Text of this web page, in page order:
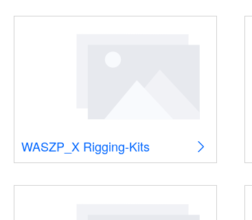
WASZP_X Rigging-Kits